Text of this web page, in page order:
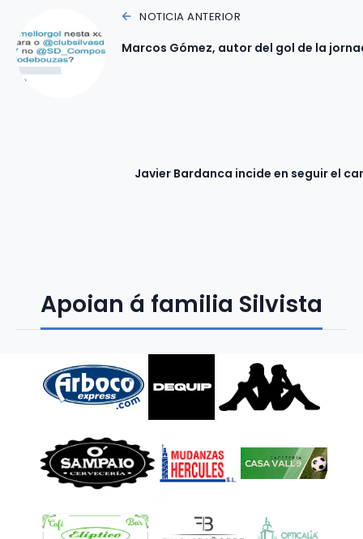
NOTICIA ANTERIOR
Marcos Gómez, autor del gol de la
Javier Bardanca incide en seguir el
Apoian á familia Silvista